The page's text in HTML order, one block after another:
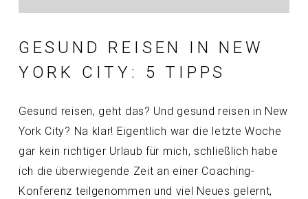
GESUND REISEN IN NEW
YORK CITY: 5 TIPPS
Gesund reisen, geht das? Und gesund reisen in New
York City? Na klar! Eigentlich war die letzte Woche
gar kein richtiger Urlaub für mich, schließlich habe
ich die überwiegende Zeit an einer Coaching-
Konferenz teilgenommen und viel Neues gelernt,